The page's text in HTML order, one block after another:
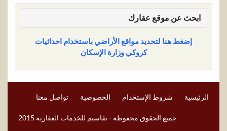
ابحث عن موقع عقارك
إضغط هنا لتحديد مواقع الأراضي باستخدام احداثيات
كروكي وزارة الإسكان
الرئيسية شروط الإستخدام الخصوصية تواصل معنا
جميع الحقوق محفوظة - تقاسيم للخدمات العقارية 2015